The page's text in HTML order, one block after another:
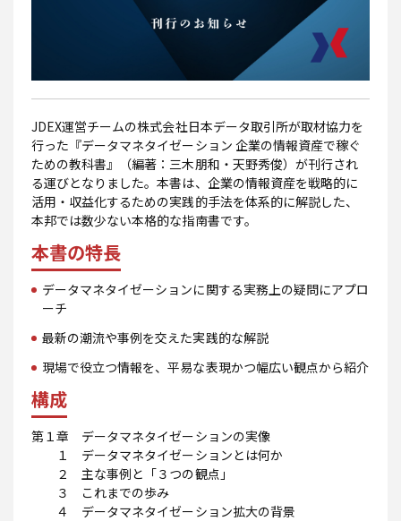
JDEX運営チームの株式会社日本データ取引所が取材協力を
行った『データマネタイゼーション 企業の情報資産で稼ぐ
ための教科書』（編著：三木朋和・天野秀俊）が刊行され
る運びとなりました。本書は、企業の情報資産を戦略的に
活用・収益化するための実践的手法を体系的に解説した、
本邦では数少ない本格的な指南書です。
本書の特長
データマネタイゼーションに関する実務上の疑問にアプロ
ーチ
最新の潮流や事例を交えた実践的な解説
現場で役立つ情報を、平易な表現かつ幅広い観点から紹介
構成
第１章 データマネタイゼーションの実像
１ データマネタイゼーションとは何か
２ 主な事例と「３つの観点」
３ これまでの歩み
４ データマネタイゼーション拡大の背景